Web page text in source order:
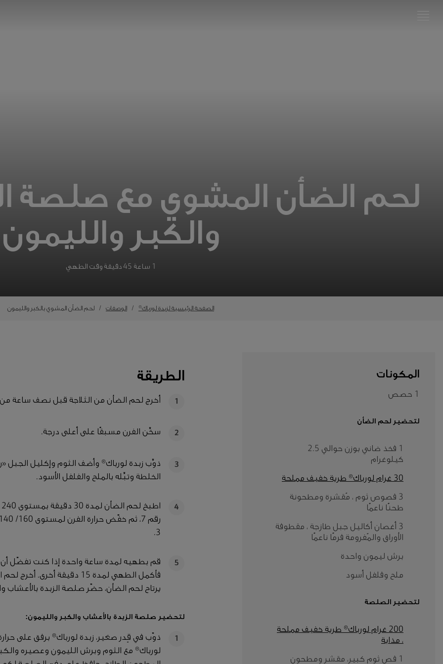
مهارات
Middle
(العربية)
لحم الضأن المشوي مع صلصة
والكبر والليمون
1 ساعة 45 دقيقة وقت الطهي
الصفحة الرئيسية لزبدة لورباك® الوصفات لحم الضأن المشوي بالكبر والليمون
المكونات
1 حصص
لتحضير لحم الضأن
1 فخذ ضاني بوزن حوالي 2.5
كيلوغرام
30 غرام لورباك® طرية خفيف مملحة
3 فصوص ثوم ، مُقشرة ومطحونة
طحنًا ناعمًا
3 أغصان أكاليل جبل طازجة ، مقطوفة
الأوراق والمُفرومة فرمًا ناعمًا
برش ليمون واحدة
ملح وفلفل أسود
لتحضير الصلصة
200 غرام لورباك® طرية خفيف مملحة
، مذابة
1 فص ثوم كبير، مقشر ومطحون
الطريقة
1 أخرج لحم الضأن من الثلاجة قبل نصف ساعة
2 سخِّن الفرن مسبقًا على أعلى درجة.
3
ذوِّب زبدة لورباك® وأضف الثوم وإكليل الجبل
الخلطة وتبِّله بالملح والفلفل الأسود.
4
3.
5
قم بطهيه لمدة ساعة واحدة إذا كنت تفضّل أن
يرتاح لحم الضأن، حضّر صلصة الزبدة بالأعشاب
لتحضير صلصة الزبدة بالأعشاب والكبر والليمون:
1
ذوّب في قِدر صغير، زبدة لورباك® برفق على
لورباك® مع الثوم وبرش الليمون وعصيره